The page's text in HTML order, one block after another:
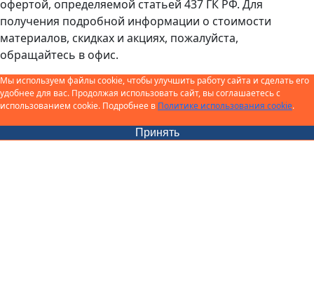
офертой, определяемой статьей 437 ГК РФ. Для
получения подробной информации о стоимости
материалов, скидках и акциях, пожалуйста,
обращайтесь в офис.
Мы используем файлы cookie, чтобы улучшить работу сайта и сделать его
удобнее для вас. Продолжая использовать сайт, вы соглашаетесь с
использованием cookie. Подробнее в Политике использования cookie.
Принять